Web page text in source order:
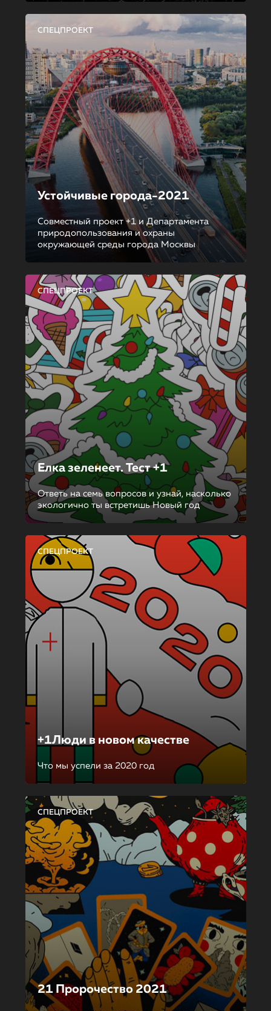
СПЕЦПРОЕКТ
Устойчивые города-2021
Совместный проект +1 и Департамента
природопользования и охраны
окружающей среды города Москвы
СПЕЦПРОЕКТ
Елка зеленеет. Тест +1
Ответь на семь вопросов и узнай, насколько
экологично ты встретишь Новый год
СПЕЦПРОЕКТ
+1Люди в новом качестве
Что мы успели за 2020 год
СПЕЦПРОЕКТ
21 Пророчество 2021